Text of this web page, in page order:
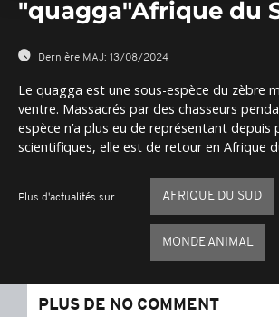
secondsVolume
"quagga"Afrique du
Dernière MAJ: 13/08/2024
Le quagga est une sous-espèce du zèbre
ventre. Massacrés par des chasseurs
espèce n’a plus eu de représentant depuis
scientifiques, elle est de retour en Afrique
Plus d'actualités sur AFRIQUE DU SUD
MONDE ANIMAL
PLUS DE NO COMMENT